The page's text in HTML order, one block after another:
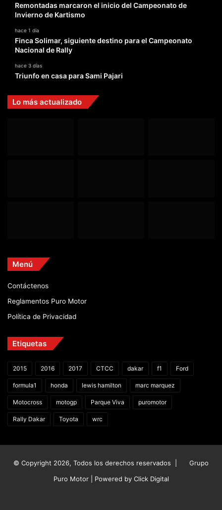
Remontadas marcaron el inicio del Campeonato de
Invierno de Kartismo
hace 1 día
Finca Solimar, siguiente destino para el Campeonato
Nacional de Rally
hace 3 días
Triunfo en casa para Sami Pajari
Lo más actualizado
Menú
Contáctenos
Reglamentos Puro Motor
Política de Privacidad
Etiquetas
2015 2016 2017 CTCC dakar f1 Ford
formula1 honda lewis hamilton marc marquez
Motocross motogp Parque Viva puromotor
Rally Dakar Toyota wrc
© Copyright 2026, Todos los derechos reservados |
Grupo
Puro Motor | Powered by Click Digital